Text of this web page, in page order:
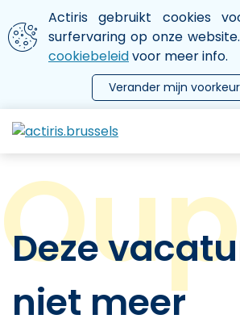
Aller au contenu principal
We gebruiken cookies
Actiris gebruikt cookies
surfervaring op onze
cookiebeleidvoor meer info.
Verander mijn
le menu
Deze
niet meer